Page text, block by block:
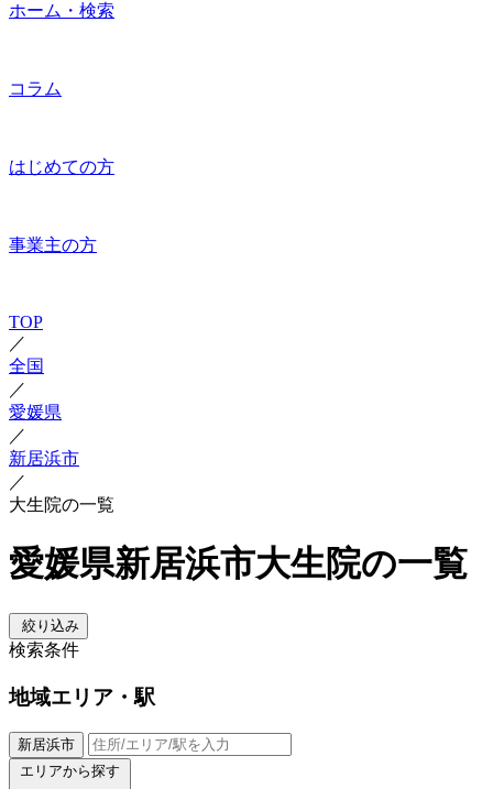
ホーム・検索
コラム
はじめての方
事業主の方
TOP
／
全国
／
愛媛県
／
新居浜市
／
大生院の一覧
愛媛県新居浜市大生院の一覧
絞り込み
検索条件
地域エリア・駅
新居浜市
エリアから探す